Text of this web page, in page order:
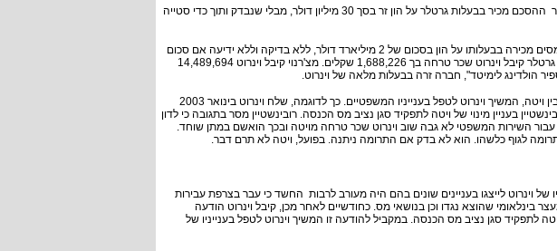
בינואר 2003 חתם ויטה על הסכם מס עם דן גרטלר ההסכם מכיר בבעלות גרטלר על הון זר בסך 30 מיליון דולר, מבלי שנבדק ותוך כדי סטייה
ויטה כרת הסכם מס מיוחד עם צ'רנוי לפיו רשות המסים מכירה בבעלותו על הון בסכום של 2 מיליארד דולר, ללא בדיקה וללא ידיעה אם סכום
זה קיים, מה הרכבו ומקורו. בגין כריתת ההסכם עם גרטלר קיבל וינרוט שכר טרחה בך 1,688,226 שקלים. מצ'רנוי קיבל וינרוט 14,489,694
הולדינג לימיטד", חברה זרה בבעלות מלאה של וינרוט.
תוך כדי כריתת ההסכמים בין לקוחותיו של וינרוט לבין ויטה, המשיך וינרוט לטפל בענייניו המשפטיים. כך לדוגמה, שלח וינרוט בינואר 2003
בעניין מינוי של ויטה לתפקיד סגן נציב מס הכנסה. רובינשטיין מסר בתגובה כי לדון
עבור השירות המשפטי לא גבה שוב וינרוט שכר טרחה מויטה ובכך הואשם במתן שוחד.
לגוף כלשהו. הוא לא בדק אם התרומה ניתנה. בפועל, ויטה לא תרם דבר.
את שירותיו של וינרוט לייצגו בעניינים שונים בהם היה מעורב לרבות החשד כי עבר בצרפת עבירות
בינלאומי שהוצא נגדו וכן בנושאי מס. כחודשיים לאחר מכן, קיבל וינרוט הודעה
לתפקיד סגן נציב מס הכנסה. במקביל להודעה זו המשיך וינרוט לטפל בענייניו של